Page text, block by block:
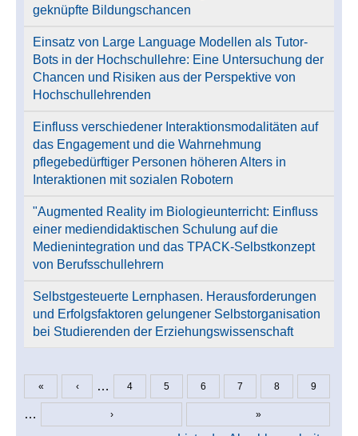
geknüpfte Bildungschancen
Einsatz von Large Language Modellen als Tutor-
Bots in der Hochschullehre: Eine Untersuchung der
Chancen und Risiken aus der Perspektive von
Hochschullehrenden
Einfluss verschiedener Interaktionsmodalitäten auf
das Engagement und die Wahrnehmung
pflegebedürftiger Personen höheren Alters in
Interaktionen mit sozialen Robotern
"Augmented Reality im Biologieunterricht: Einfluss
einer mediendidaktischen Schulung auf die
Medienintegration und das TPACK-Selbstkonzept
von Berufsschullehrern
Selbstgesteuerte Lernphasen. Herausforderungen
und Erfolgsfaktoren gelungener Selbstorganisation
bei Studierenden der Erziehungswissenschaft
Seiten
« ‹ … 4 5 6 7 8 9
… › »